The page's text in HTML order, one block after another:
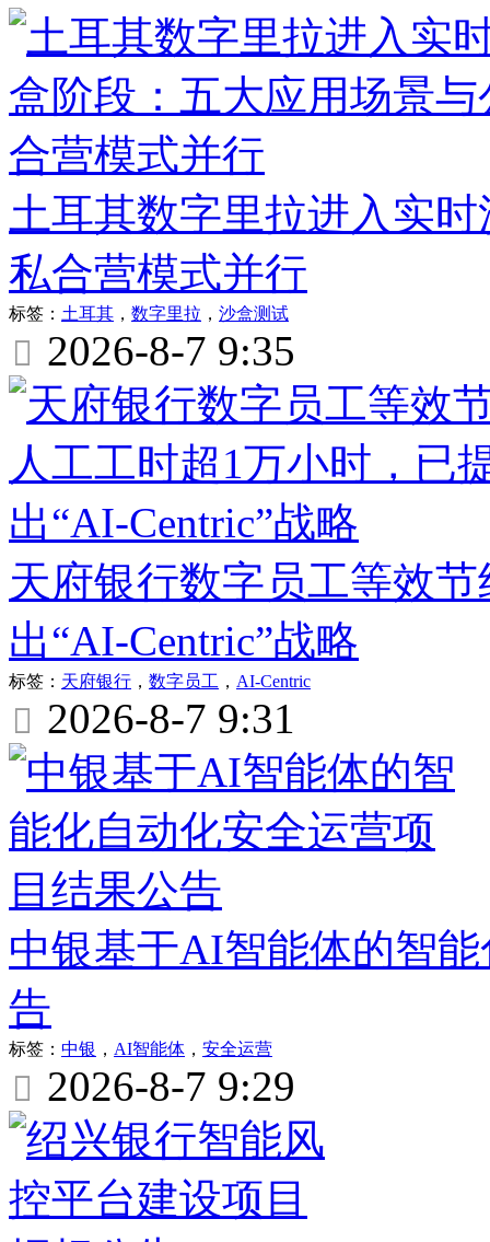
土耳其数字里拉进入实
私合营模式并行
标签： 土耳其 ， 数字里拉 ， 沙盒测试
 2026-8-7 9:35
天府银行数字员工等效
出“AI-Centric”战略
标签： 天府银行 ， 数字员工 ， AI-Centric
 2026-8-7 9:31
中银基于AI智能体的智
告
标签： 中银 ， AI智能体 ， 安全运营
 2026-8-7 9:29